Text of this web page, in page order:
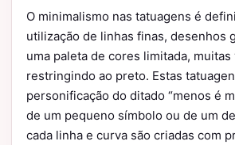
O minimalismo nas tatuagens é
utilização de linhas finas, desenhos
uma paleta de cores limitada, muitas
restringindo ao preto. Estas
personificação do ditado “menos é
de um pequeno símbolo ou de um
cada linha e curva são criadas com